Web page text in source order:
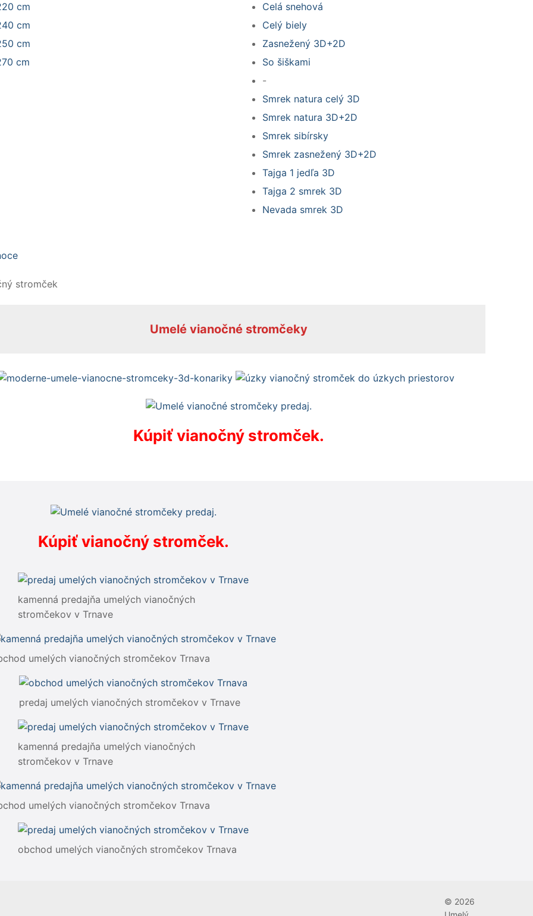
cm
cm
cm
cm
Celá snehová
Celý biely
Zasnežený 3D+2D
So šiškami
-
Smrek natura celý 3D
Smrek natura 3D+2D
Smrek sibírsky
Smrek zasnežený 3D+2D
Tajga 1 jedľa 3D
Tajga 2 smrek 3D
Nevada smrek 3D
stromček
Umelé vianočné stromčeky
Kúpiť vianočný stromček.
Kúpiť vianočný stromček.
kamenná predajňa umelých vianočných
stromčekov v Trnave
umelých vianočných stromčekov Trnava
predaj umelých vianočných stromčekov v Trnave
kamenná predajňa umelých vianočných
stromčekov v Trnave
umelých vianočných stromčekov Trnava
obchod umelých vianočných stromčekov Trnava
© 2026